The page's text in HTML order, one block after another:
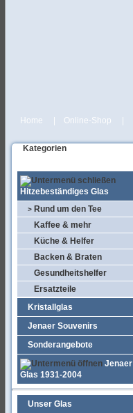
Home Online-Shop
Kategorien
Hitzebeständiges Glas
> Rund um den Tee
Kaffee & mehr
Küche & Helfer
Backen & Braten
Gesundheitshelfer
Ersatzteile
Kristallglas
Jenaer Souvenirs
Sonderangebote
Jenaer
Glas 1931-2004
Unser Glas